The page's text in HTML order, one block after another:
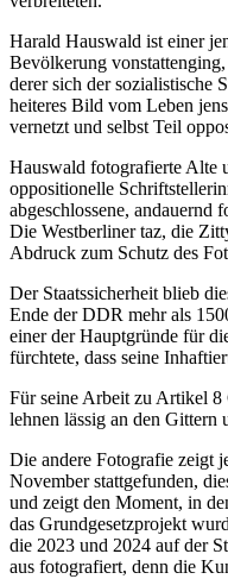
Harald Hauswald ist einer
Bevölkerung
derer sich der sozialistische
heiteres Bild vom Leben
vernetzt und selbst Teil
Hauswald fotografierte Alte
oppositionelle
abgeschlossene,
Die Westberliner taz, die
Abdruck zum Schutz des
Der Staatssicherheit blieb
Ende der DDR mehr als
einer der Hauptgründe für
fürchtete, dass seine
Für seine Arbeit zu Artikel 8
lehnen lässig an den Gittern
Die andere Fotografie zeigt
November stattgefunden,
und zeigt den Moment, in
das Grundgesetzprojekt
die 2023 und 2024 auf der
aus fotografiert, denn die